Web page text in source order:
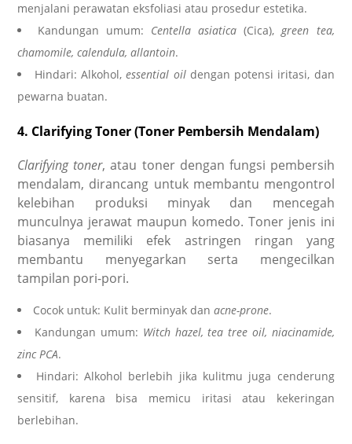
menjalani perawatan eksfoliasi atau prosedur estetika.
Kandungan umum: Centella asiatica (Cica),green tea,
chamomile, calendula, allantoin.
Hindari: Alkohol,essential oildengan potensi iritasi, dan
pewarna buatan.
4. Clarifying Toner (Toner Pembersih Mendalam)
Clarifying toner, atau toner dengan fungsi pembersih
mendalam, dirancang untuk membantu mengontrol
kelebihan produksi minyak dan mencegah
munculnya jerawat maupun komedo. Toner jenis ini
biasanya memiliki efek astringen ringan yang
membantu menyegarkan serta mengecilkan
tampilan pori-pori.
Cocok untuk: Kulit berminyak danacne-prone.
Kandungan umum: Witch hazel, tea tree oil, niacinamide,
zinc PCA.
Hindari: Alkohol berlebih jika kulitmu juga cenderung
sensitif, karena bisa memicu iritasi atau kekeringan
berlebihan.